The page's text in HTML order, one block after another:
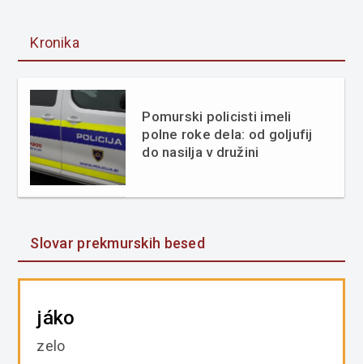
Kronika
Pomurski policisti imeli
polne roke dela: od goljufij
do nasilja v družini
Slovar prekmurskih besed
jáko
zelo